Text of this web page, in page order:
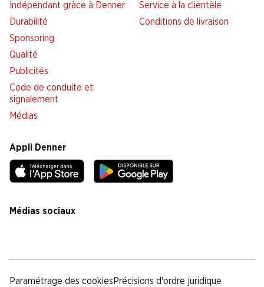
Indépendant grâce à Denner
Durabilité
Sponsoring
Qualité
Publicités
Code de conduite et
signalement
Médias
Service à la clientèle
Conditions de livraison
Appli Denner
Médias sociaux
Paramétrage des cookies Précisions d'ordre juridique